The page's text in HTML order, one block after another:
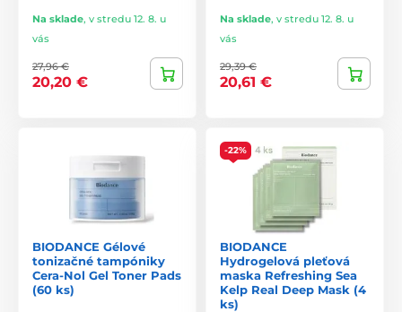
Na sklade, v stredu 12. 8. u
vás
27,96 €
20,20 €
Na sklade, v stredu 12. 8. u
vás
29,39 €
20,61 €
BIODANCE Gélové
tonizačné tampóniky
Cera-Nol Gel Toner Pads
(60 ks)
-22%
BIODANCE
Hydrogelová pleťová
maska Refreshing Sea
Kelp Real Deep Mask (4
ks)